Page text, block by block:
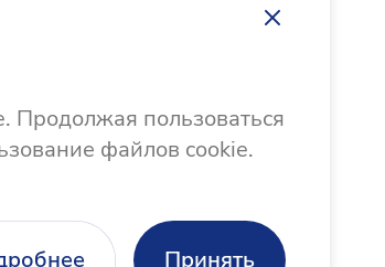
Памятка по порядку работы с обращениями
Продолжая пользоваться
файлов cookie.
Принять